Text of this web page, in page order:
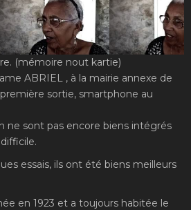
(mémoire nout kartie)
ABRIEL , à la mairie annexe de
sortie, smartphone au
ne sont pas encore biens intégrés
essais, ils ont été biens meilleurs
en 1923 et a toujours habitée le